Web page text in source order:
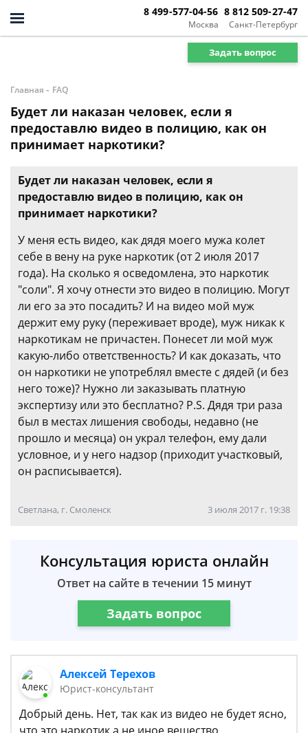
Москва
8 499-577-04-56
Санкт-Петербург
8 812 509-27-47
Задать вопрос
Главная - FAQ
Будет ли наказан человек, если я
предоставлю видео в полицию, как он
принимает наркотики?
Будет ли наказан человек, если я
предоставлю видео в полицию, как он
принимает наркотики?
У меня есть видео, как дядя моего мужа колет
себе в вену на руке наркотик (от 2 июля 2017
года). На сколько я осведомлена, это наркотик
"соли". Я хочу отнести это видео в полицию. Могут
ли его за это посадить? И на видео мой муж
держит ему руку (переживает вроде), муж никак к
наркотикам не причастен. Понесет ли мой муж
какую-либо ответственность? И как доказать, что
он наркотики не употреблял вместе с дядей (и без
него тоже)? Нужно ли заказывать платную
экспертизу или это бесплатно? P.S. Дядя три раза
был в местах лишения свободы, недавно (не
прошло и месяца) он украл телефон, ему дали
условное, и у него надзор (приходит участковый,
он расписывается).
Светлана, г. Смоленск 3 июля 2017 г. 19:38
Консультация юриста онлайн
Ответ на сайте в течении 15 минут
Задать вопрос
Алексей Терехов
Юрист-консультант
Добрый день. Нет, так как из видео не будет ясно,